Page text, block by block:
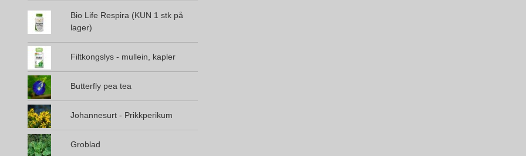
Bio Life Respira (KUN 1 stk på
lager)
Filtkongslys - mullein, kapler
Butterfly pea tea
Johannesurt - Prikkperikum
Groblad